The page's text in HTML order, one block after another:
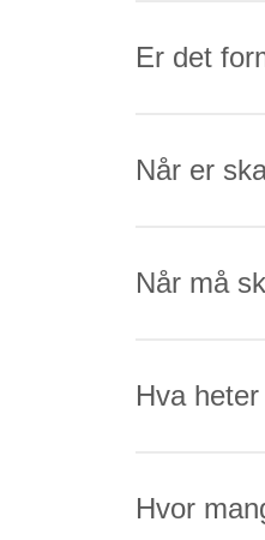
Er det
Når er
Når må
Hva
Hvor